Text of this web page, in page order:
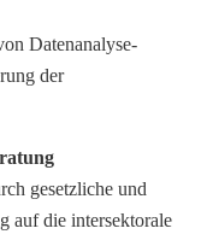
Datenanalyse-
der
gesetzliche und
auf die intersektorale